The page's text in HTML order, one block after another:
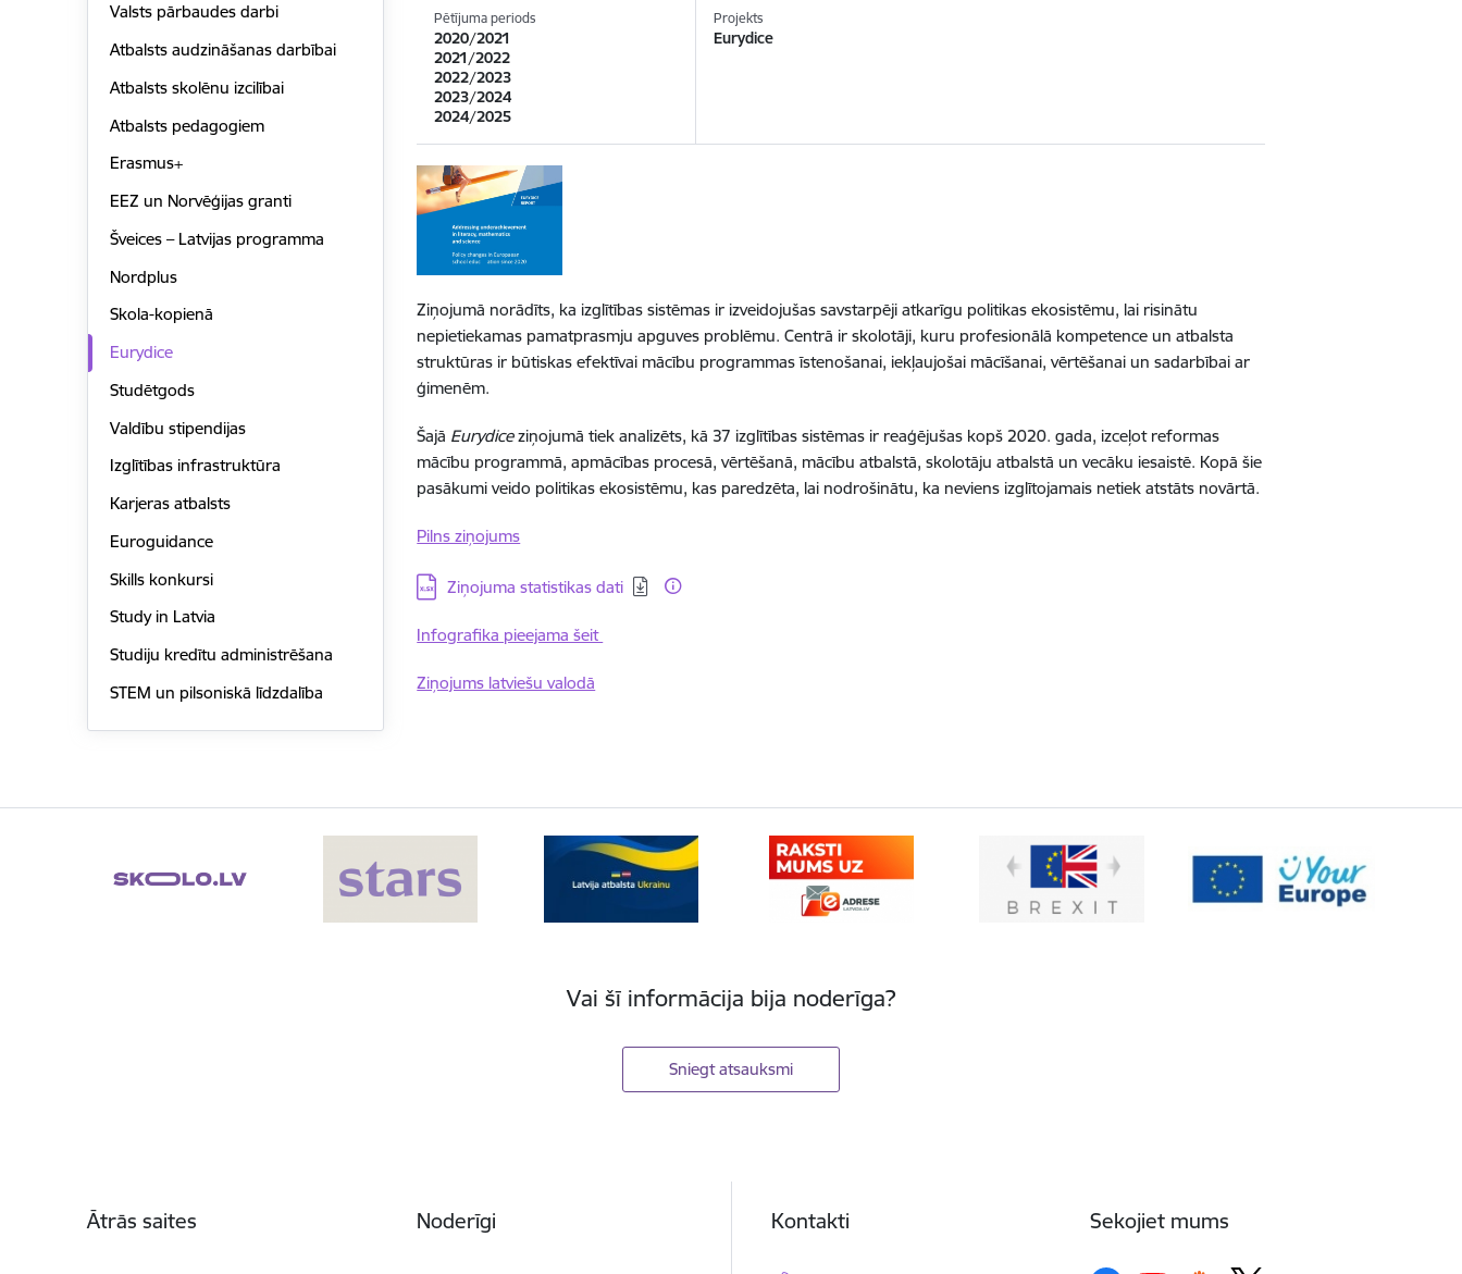
Valsts pārbaudes darbi
Atbalsts audzināšanas darbībai
Atbalsts skolēnu izcilībai
Atbalsts pedagogiem
Erasmus+
EEZ un Norvēģijas granti
Šveices – Latvijas programma
Nordplus
Skola-kopienā
Eurydice
Studētgods
Valdību stipendijas
Izglītības infrastruktūra
Karjeras atbalsts
Euroguidance
Skills konkursi
Study in Latvia
Studiju kredītu administrēšana
STEM un pilsoniskā līdzdalība
Pētījuma periods
2020/2021
2021/2022
2022/2023
2023/2024
2024/2025
Projekts
Eurydice
Ziņojumā norādīts, ka izglītības sistēmas ir izveidojušas savstarpēji atkarīgu politikas ekosistēmu, lai risinātu
nepietiekamas pamatprasmju apguves problēmu. Centrā ir skolotāji, kuru profesionālā kompetence un atbalsta
struktūras ir būtiskas efektīvai mācību programmas īstenošanai, iekļaujošai mācīšanai, vērtēšanai un sadarbībai ar
ģimenēm.
Šajā Eurydiceziņojumā tiek analizēts, kā 37 izglītības sistēmas ir reaģējušas kopš 2020. gada, izceļot reformas
mācību programmā, apmācības procesā, vērtēšanā, mācību atbalstā, skolotāju atbalstā un vecāku iesaistē. Kopā šie
pasākumi veido politikas ekosistēmu, kas paredzēta, lai nodrošinātu, ka neviens izglītojamais netiek atstāts novārtā.
Pilns ziņojums
Lejupielādēt:
Ziņojuma statistikas dati
Infografika pieejama šeit
Ziņojums latviešu valodā
Vai šī informācija bija noderīga?
Sniegt atsauksmi
Ātrās saites Noderīgi Kontakti Sekojiet mums